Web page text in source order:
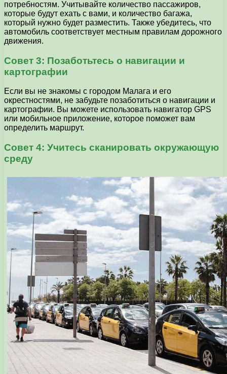
потребностям. Учитывайте количество пассажиров,
которые будут ехать с вами, и количество багажа,
который нужно будет разместить. Также убедитесь, что
автомобиль соответствует местным правилам дорожного
движения.
Совет 3: Позаботьтесь о навигации и
картографии
Если вы не знакомы с городом Малага и его
окрестностями, не забудьте позаботиться о навигации и
картографии. Вы можете использовать навигатор GPS
или мобильное приложение, которое поможет вам
определить маршрут.
Совет 4: Учитесь сканировать окружающую
среду